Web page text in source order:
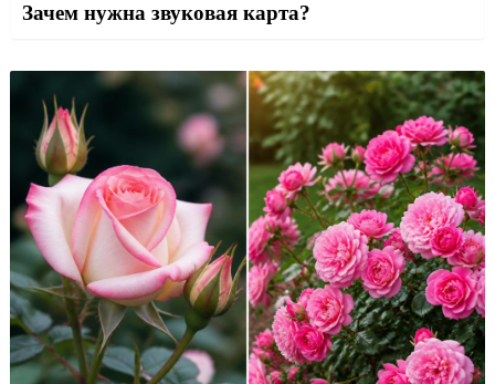
Зачем нужна звуковая карта?